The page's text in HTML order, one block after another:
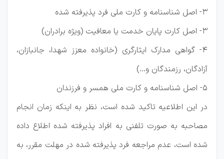
3- اصل شناسنامه و کارت ملی فرد پذیرفته شده
3- اصل کارت پایان خدمت یا معافیت (ویژه برادران)
4- گواهی مدارک ایثارگری (خانواده معزز شهدا، جانبازان،
آزادگان، رزمندگان و...)
5- اصل شناسنامه و کارت ملی همسر و فرزندان
در این اطلاعیه تاکید شده است، نظر به اینکه زمان انجام
مصاحبه به صورت تلفنی به افراد پذیرفته شده اطلاع داده
شده است، عدم مراجعه فرد پذیرفته شده در مهلت مقرر، به